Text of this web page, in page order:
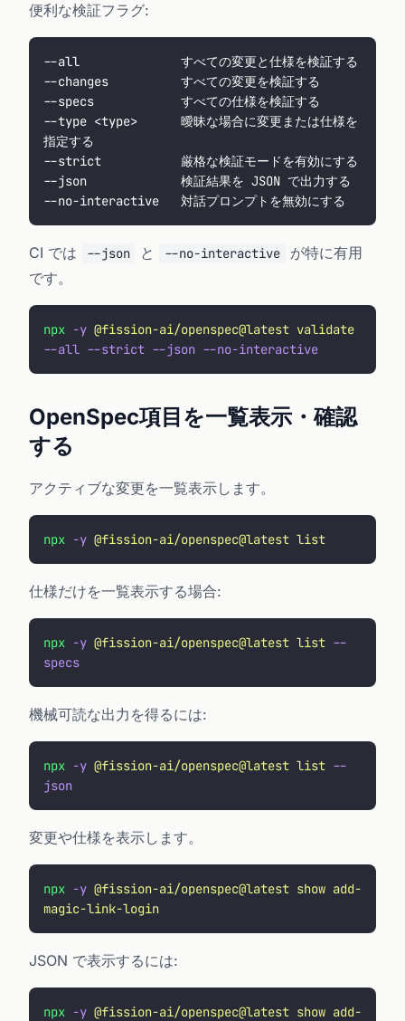
便利な検証フラグ:
--all              すべての変更と仕様を検証する
--changes          すべての変更を検証する
--specs            すべての仕様を検証する
--type <type>      曖昧な場合に変更または仕様を
指定する
--strict           厳格な検証モードを有効にする
--json             検証結果を JSON で出力する
--no-interactive   対話プロンプトを無効にする
CI では --json と --no-interactive
が特に有用
です。
npx -y @fission-ai/openspec@latest validate
--all --strict --json --no-interactive
OpenSpec項目を一覧表示・確認
する
アクティブな変更を一覧表示します。
npx -y @fission-ai/openspec@latest list
仕様だけを一覧表示する場合:
npx -y @fission-ai/openspec@latest list --
specs
機械可読な出力を得るには:
npx -y @fission-ai/openspec@latest list --
json
変更や仕様を表示します。
npx -y @fission-ai/openspec@latest show add-
magic-link-login
JSON で表示するには:
npx -y @fission-ai/openspec@latest show add-